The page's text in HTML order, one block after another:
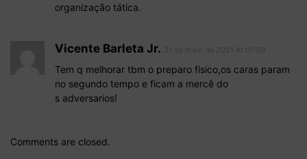
organização tática.
Vicente Barleta Jr.
Tem q melhorar tbm o preparo fisico,os caras param
no segundo tempo e ficam a mercê do
s adversarios!
Comments are closed.